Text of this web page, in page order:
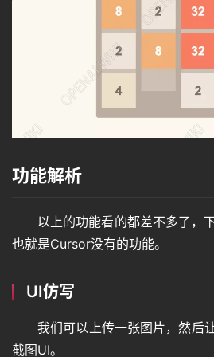
功能解析
以上的功能看的都差不多了，
也就是Cursor没有的功能。
UI仿写
我们可以上传一张图片，然后
截图UI。